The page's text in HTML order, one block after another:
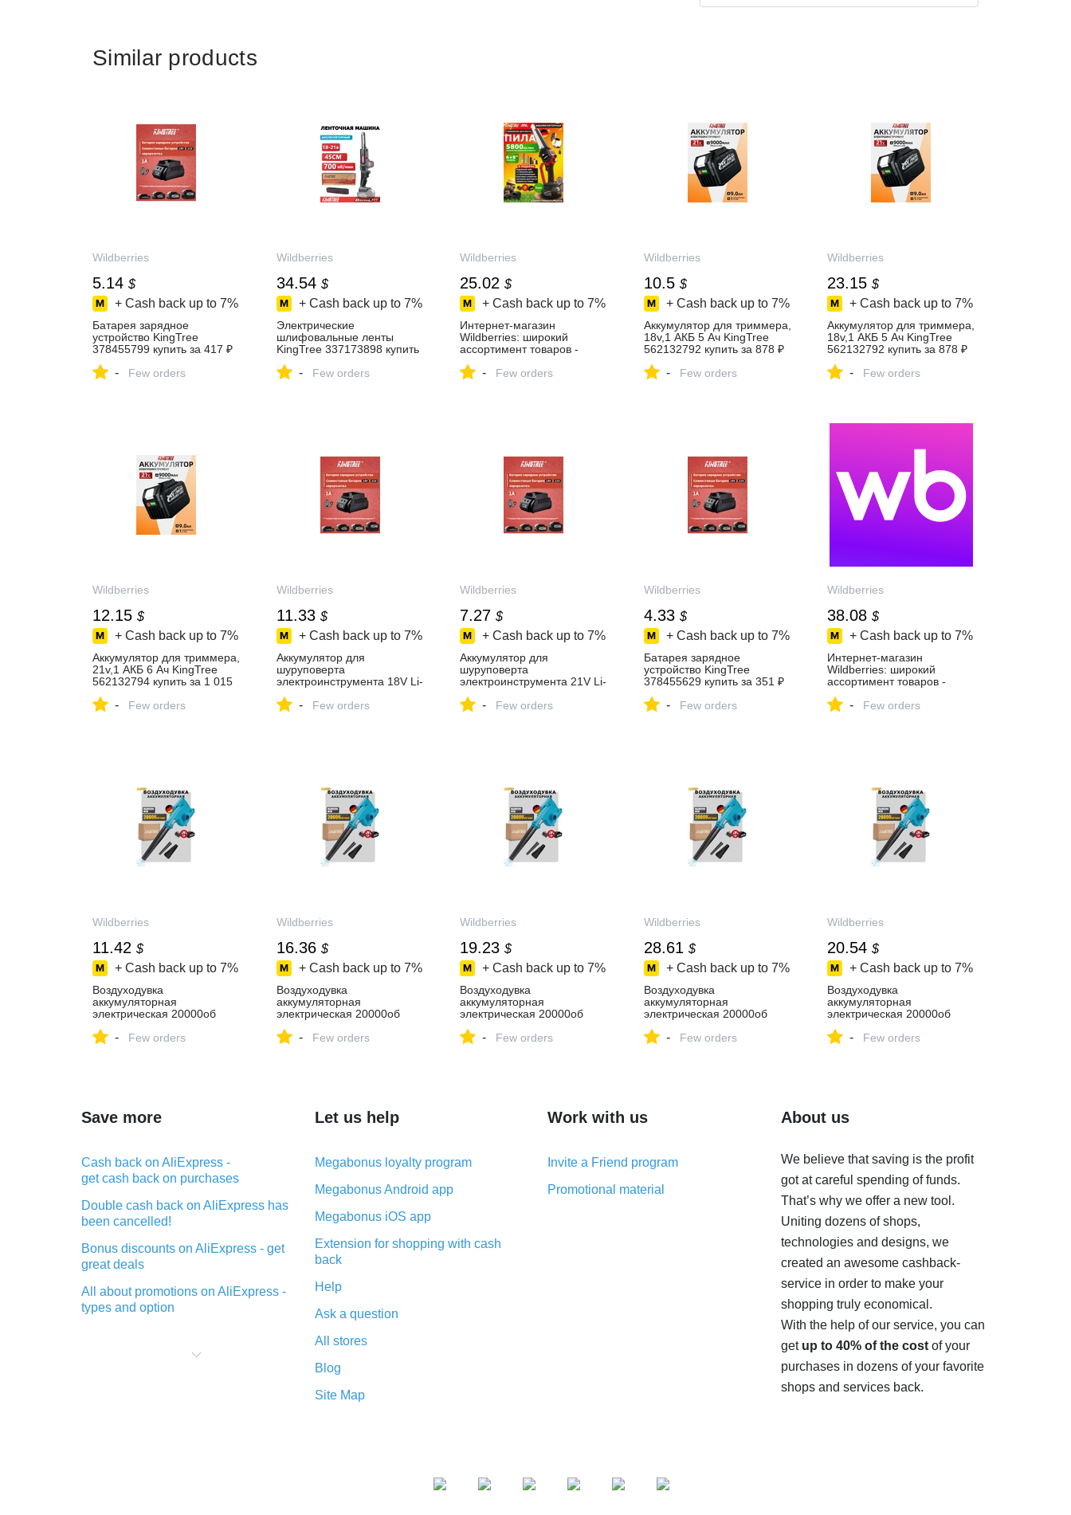
Similar products
Wildberries
5.14 $
+ Cash back up to 7%
Батарея зарядное
устройство KingTree
378455799 купить за 417 ₽
Wildberries
- Few orders
Wildberries
34.54 $
+ Cash back up to 7%
Электрические
шлифовальные ленты
KingTree 337173898 купить
интернет‑магазине
- Few orders
Wildberries
25.02 $
+ Cash back up to 7%
Интернет‑магазин
Wildberries: широкий
ассортимент товаров -
- Few orders
Wildberries
10.5 $
+ Cash back up to 7%
Аккумулятор для триммера,
18v,1 АКБ 5 Ач KingTree
562132792 купить за 878 ₽
Wildberries
- Few orders
Wildberries
23.15 $
+ Cash back up to 7%
Аккумулятор для триммера,
18v,1 АКБ 5 Ач KingTree
562132792 купить за 878 ₽
Wildberries
- Few orders
Wildberries
12.15 $
+ Cash back up to 7%
Аккумулятор для триммера,
21v,1 АКБ 6 Ач KingTree
562132794 купить за 1 015
Wildberries
- Few orders
Wildberries
11.33 $
+ Cash back up to 7%
Аккумулятор для
шуруповерта
электроинструмента 18V Li-
купить за 918 ₽ в
- Few orders
Wildberries
7.27 $
+ Cash back up to 7%
Аккумулятор для
шуруповерта
электроинструмента 21V Li-
купить за 589 ₽ в
- Few orders
Wildberries
4.33 $
+ Cash back up to 7%
Батарея зарядное
устройство KingTree
378455629 купить за 351 ₽
Wildberries
- Few orders
Wildberries
38.08 $
+ Cash back up to 7%
Интернет‑магазин
Wildberries: широкий
ассортимент товаров -
- Few orders
Wildberries
11.42 $
+ Cash back up to 7%
Воздуходувка
аккумуляторная
электрическая 20000об
563919063 купить за 955 ₽
- Few orders
Wildberries
16.36 $
+ Cash back up to 7%
Воздуходувка
аккумуляторная
электрическая 20000об
563919064 купить за 1 368
- Few orders
Wildberries
19.23 $
+ Cash back up to 7%
Воздуходувка
аккумуляторная
электрическая 20000об
563919065 купить за 1 607
- Few orders
Wildberries
28.61 $
+ Cash back up to 7%
Воздуходувка
аккумуляторная
электрическая 20000об
563919069 купить за 2 391
- Few orders
Wildberries
20.54 $
+ Cash back up to 7%
Воздуходувка
аккумуляторная
электрическая 20000об
563919066 купить за 1 717
- Few orders
Save more
Cash back on AliExpress -
get cash back on purchases
Double cash back on AliExpress has
been cancelled!
Bonus discounts on AliExpress - get
great deals
All about promotions on AliExpress -
types and option
purchases on AliExpress - short and
Let us help
Megabonus loyalty program
Megabonus Android app
Megabonus iOS app
Extension for shopping with cash
back
Help
Ask a question
All stores
Blog
Site Map
Work with us
Invite a Friend program
Promotional material
About us
We believe that saving is the profit
got at careful spending of funds.
That’s why we offer a new tool.
Uniting dozens of shops,
technologies and designs, we
created an awesome cashback-
service in order to make your
shopping truly economical.
With the help of our service, you can
get up to 40% of the costof your
purchases in dozens of your favorite
shops and services back.